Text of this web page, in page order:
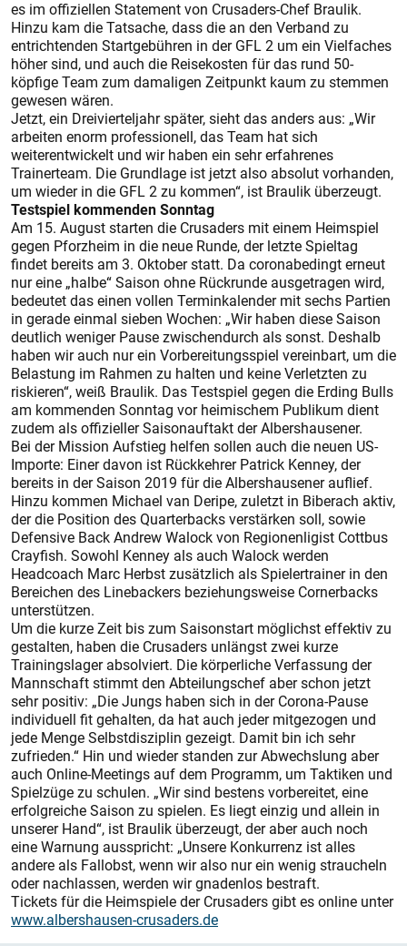
es im offiziellen Statement von Crusaders-Chef Braulik.
Hinzu kam die Tatsache, dass die an den Verband zu
entrichtenden Startgebühren in der GFL 2 um ein Vielfaches
höher sind, und auch die Reisekosten für das rund 50-
köpfige Team zum damaligen Zeitpunkt kaum zu stemmen
gewesen wären.
Jetzt, ein Dreivierteljahr später, sieht das anders aus: „Wir
arbeiten enorm professionell, das Team hat sich
weiterentwickelt und wir haben ein sehr erfahrenes
Trainerteam. Die Grundlage ist jetzt also absolut vorhanden,
um wieder in die GFL 2 zu kommen“, ist Braulik überzeugt.
Testspiel kommenden Sonntag
Am 15. August starten die Crusaders mit einem Heimspiel
gegen Pforzheim in die neue Runde, der letzte Spieltag
findet bereits am 3. Oktober statt. Da coronabedingt erneut
nur eine „halbe“ Saison ohne Rückrunde ausgetragen wird,
bedeutet das einen vollen Terminkalender mit sechs Partien
in gerade einmal sieben Wochen: „Wir haben diese Saison
deutlich weniger Pause zwischendurch als sonst. Deshalb
haben wir auch nur ein Vorbereitungsspiel vereinbart, um die
Belastung im Rahmen zu halten und keine Verletzten zu
riskieren“, weiß Braulik. Das Testspiel gegen die Erding Bulls
am kommenden Sonntag vor heimischem Publikum dient
zudem als offizieller Saisonauftakt der Albershausener.
Bei der Mission Aufstieg helfen sollen auch die neuen US-
Importe: Einer davon ist Rückkehrer Patrick Kenney, der
bereits in der Saison 2019 für die Albershausener auflief.
Hinzu kommen Michael van ­Deripe, zuletzt in Biberach aktiv,
der die Position des Quarterbacks verstärken soll, sowie
Defensive Back Andrew Walock von Regionenligist Cottbus
Crayfish. Sowohl Kenney als auch Walock werden
Headcoach Marc Herbst zusätzlich als Spielertrainer in den
Bereichen des Linebackers beziehungsweise Cornerbacks
unterstützen.
Um die kurze Zeit bis zum Saisonstart möglichst effektiv zu
gestalten, haben die Crusaders unlängst zwei kurze
Trainingslager absolviert. Die körperliche Verfassung der
Mannschaft stimmt den Abteilungschef aber schon jetzt
sehr positiv: „Die Jungs haben sich in der Corona-Pause
individuell fit gehalten, da hat auch jeder mitgezogen und
jede Menge Selbstdisziplin gezeigt. Damit bin ich sehr
zufrieden.“ Hin und wieder standen zur Abwechslung aber
auch Online-Meetings auf dem Programm, um Taktiken und
Spielzüge zu schulen. „Wir sind bestens vorbereitet, eine
erfolgreiche Saison zu spielen. Es liegt einzig und allein in
unserer Hand“, ist Braulik überzeugt, der aber auch noch
eine Warnung ausspricht: „Unsere Konkurrenz ist alles
andere als Fallobst, wenn wir also nur ein wenig straucheln
oder nachlassen, werden wir gnadenlos bestraft.
Tickets für die Heimspiele der Crusaders gibt es online unter
www.albershausen-crusaders.de